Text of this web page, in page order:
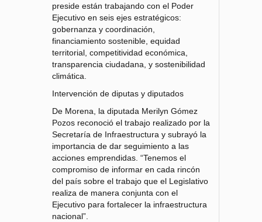
preside están trabajando con el Poder
Ejecutivo en seis ejes estratégicos:
gobernanza y coordinación,
financiamiento sostenible, equidad
territorial, competitividad económica,
transparencia ciudadana, y sostenibilidad
climática.
Intervención de diputas y diputados
De Morena, la diputada Merilyn Gómez
Pozos reconoció el trabajo realizado por la
Secretaría de Infraestructura y subrayó la
importancia de dar seguimiento a las
acciones emprendidas. “Tenemos el
compromiso de informar en cada rincón
del país sobre el trabajo que el Legislativo
realiza de manera conjunta con el
Ejecutivo para fortalecer la infraestructura
nacional”.